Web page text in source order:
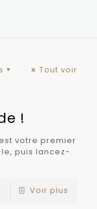
Tout voir
!
votre premier
puis lancez-
Voir plus